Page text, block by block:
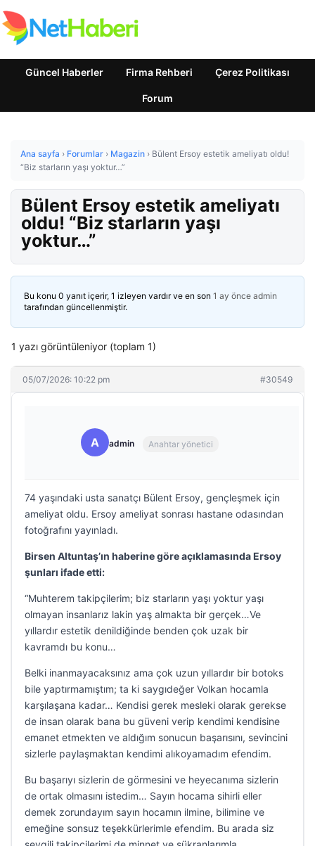
Güncel Haberler Firma Rehberi Çerez Politikası
Forum
Ana sayfa › Forumlar › Magazin › Bülent Ersoy estetik ameliyatı oldu!
“Biz starların yaşı yoktur…”
Bülent Ersoy estetik ameliyatı
oldu! “Biz starların yaşı
yoktur…”
Bu konu 0 yanıt içerir, 1 izleyen vardır ve en son 1 ay önce admin
tarafından güncellenmiştir.
1 yazı görüntüleniyor (toplam 1)
05/07/2026: 10:22 pm #30549
A admin Anahtar yönetici
74 yaşındaki usta sanatçı Bülent Ersoy, gençleşmek için
ameliyat oldu. Ersoy ameliyat sonrası hastane odasından
fotoğrafını yayınladı.
Birsen Altuntaş’ın haberine göre açıklamasında Ersoy
şunları ifade etti:
“Muhterem takipçilerim; biz starların yaşı yoktur yaşı
olmayan insanlarız lakin yaş almakta bir gerçek…Ve
yıllardır estetik denildiğinde benden çok uzak bir
kavramdı bu konu…
Belki inanmayacaksınız ama çok uzun yıllardır bir botoks
bile yaptırmamıştım; ta ki saygıdeğer Volkan hocamla
karşılaşana kadar… Kendisi gerek mesleki olarak gerekse
de insan olarak bana bu güveni verip kendimi kendisine
emanet etmekten ve aldığım sonucun başarısını, sevincini
sizlerle paylaşmaktan kendimi alıkoyamadım efendim.
Bu başarıyı sizlerin de görmesini ve heyecanıma sizlerin
de ortak olmasını istedim… Sayın hocama sihirli eller
demek zorundayım sayın hocamın ilmine, bilimine ve
emeğine sonsuz teşekkürlerimle efendim. Bu arada siz